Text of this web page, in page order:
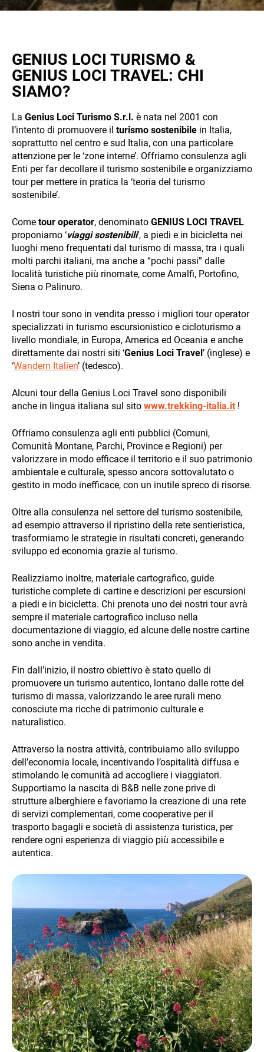
HOLIDAY TYPES
WHO WE ARE
PAYMENT
NEWS
INFO
GENIUS LOCI TURISMO &
GENIUS LOCI TRAVEL: CHI
SIAMO?
La Genius Loci Turismo S.r.l. è nata nel 2001 con
l’intento di promuovere il turismo sostenibile in Italia,
soprattutto nel centro e sud Italia, con una particolare
attenzione per le ‘zone interne’. Offriamo consulenza agli
Enti per far decollare il turismo sostenibile e organizziamo
tour per mettere in pratica la ‘teoria del turismo
sostenibile’.
Come tour operator, denominato GENIUS LOCI TRAVEL
proponiamo ‘viaggi sostenibili’, a piedi e in bicicletta nei
luoghi meno frequentati dal turismo di massa, tra i quali
molti parchi italiani, ma anche a “pochi passi” dalle
località turistiche più rinomate, come Amalfi, Portofino,
Siena o Palinuro.
I nostri tour sono in vendita presso i migliori tour operator
specializzati in turismo escursionistico e cicloturismo a
livello mondiale, in Europa, America ed Oceania e anche
direttamente dai nostri siti ‘Genius Loci Travel’ (inglese) e
‘Wandern Italien’ (tedesco).
Alcuni tour della Genius Loci Travel sono disponibili
anche in lingua italiana sul sito www.trekking-italia.it !
Offriamo consulenza agli enti pubblici (Comuni,
Comunità Montane, Parchi, Province e Regioni) per
valorizzare in modo efficace il territorio e il suo patrimonio
ambientale e culturale, spesso ancora sottovalutato o
gestito in modo inefficace, con un inutile spreco di risorse.
Oltre alla consulenza nel settore del turismo sostenibile,
ad esempio attraverso il ripristino della rete sentieristica,
trasformiamo le strategie in risultati concreti, generando
sviluppo ed economia grazie al turismo.
Realizziamo inoltre, materiale cartografico, guide
turistiche complete di cartine e descrizioni per escursioni
a piedi e in bicicletta. Chi prenota uno dei nostri tour avrà
sempre il materiale cartografico incluso nella
documentazione di viaggio, ed alcune delle nostre cartine
sono anche in vendita.
Fin dall’inizio, il nostro obiettivo è stato quello di
promuovere un turismo autentico, lontano dalle rotte del
turismo di massa, valorizzando le aree rurali meno
conosciute ma ricche di patrimonio culturale e
naturalistico.
Attraverso la nostra attività, contribuiamo allo sviluppo
dell’economia locale, incentivando l’ospitalità diffusa e
stimolando le comunità ad accogliere i viaggiatori.
Supportiamo la nascita di B&B nelle zone prive di
strutture alberghiere e favoriamo la creazione di una rete
di servizi complementari, come cooperative per il
trasporto bagagli e società di assistenza turistica, per
rendere ogni esperienza di viaggio più accessibile e
autentica.
website
works at its
best during
these
cookies,
features will
disappear
from the
site.
Marketing
By sharing
your
interests
and
behavior
increase the
chance of
seeing
personalized
content and